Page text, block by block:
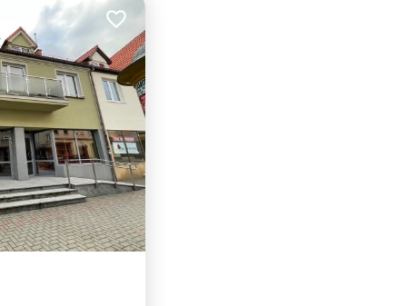
Dodaj do ulubionych